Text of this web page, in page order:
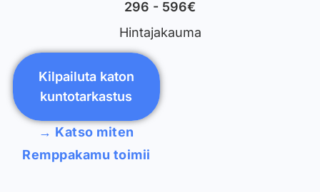
296 - 596€
Hintajakauma
Kilpailuta katon
kuntotarkastus
→ Katso miten
Remppakamu toimii